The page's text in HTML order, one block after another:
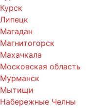
Курск
Липецк
Магадан
Магнитогорск
Махачкала
Московская область
Мурманск
Мытищи
Набережные Челны